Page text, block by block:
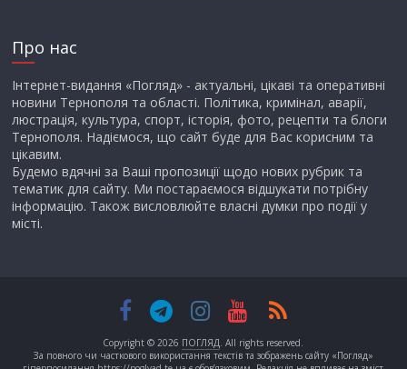
Про нас
Інтернет-видання «Погляд» - актуальні, цікаві та оперативні
новини Тернополя та області. Політика, кримінал, аварії,
люстрація, культура, спорт, історія, фото, рецепти та блоги
Тернополя. Надіємося, що сайт буде для Вас корисним та
цікавим.
Будемо вдячні за Ваші пропозиції щодо нових рубрик та
тематик для сайту. Ми постараємося відшукати потрібну
інформацію. Також висловлюйте власні думки про події у
місті.
Copyright © 2026 ПОГЛЯД . All rights reserved.
За повного чи часткового використання текстів та зображень сайту «Погляд»